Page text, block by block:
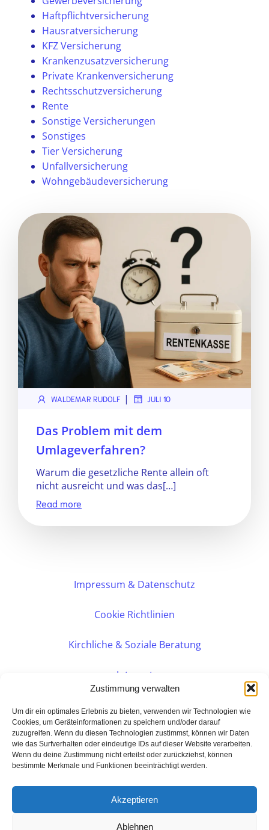
Zustimmung verwalten
Um dir ein optimales Erlebnis zu bieten, verwenden wir Technologien wie
Cookies, um Geräteinformationen zu speichern und/oder darauf
zuzugreifen. Wenn du diesen Technologien zustimmst, können wir Daten
wie das Surfverhalten oder eindeutige IDs auf dieser Website verarbeiten.
Wenn du deine Zustimmung nicht erteilst oder zurückziehst, können
bestimmte Merkmale und Funktionen beeinträchtigt werden.
Akzeptieren
Ablehnen
Haftpflichtversicherung
Hausratversicherung
KFZ Versicherung
Krankenzusatzversicherung
Private Krankenversicherung
Rechtsschutzversicherung
Rente
Sonstige Versicherungen
Sonstiges
Tier Versicherung
Unfallversicherung
Wohngebäudeversicherung
WALDEMAR RUDOLF | JULI 10
Das Problem mit dem
Umlageverfahren?
Warum die gesetzliche Rente allein oft
nicht ausreicht und was das[…]
Read more
Impressum & Datenschutz
Cookie Richtlinien
Kirchliche & Soziale Beratung
Intranet
PERSÖNLICHE BERATUNG
BarmeniaGothaer Agentur Rudolf
Hamburger Landstraße 22a